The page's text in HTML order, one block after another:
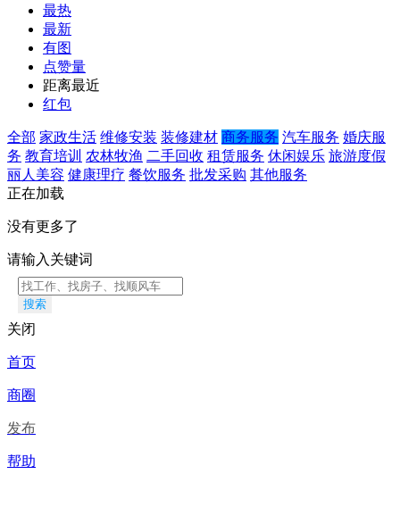
最热
最新
有图
点赞量
距离最近
红包
全部 家政生活 维修安装 装修建材 商务服务 汽车服务 婚庆服
务 教育培训 农林牧渔 二手回收 租赁服务 休闲娱乐 旅游度假
丽人美容 健康理疗 餐饮服务 批发采购 其他服务
正在加载
没有更多了
请输入关键词
搜索
关闭
首页
商圈
发布
帮助